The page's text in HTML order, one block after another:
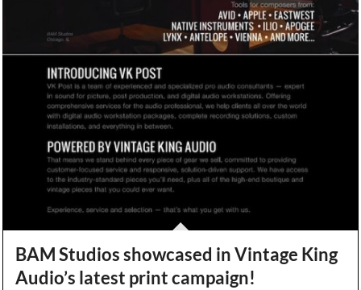
BAM Studios showcased in Vintage King
Audio’s latest print campaign!